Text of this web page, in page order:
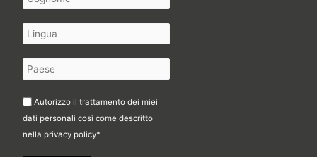
Autorizzo il trattamento dei miei
dati personali così come descritto
nella privacy policy*